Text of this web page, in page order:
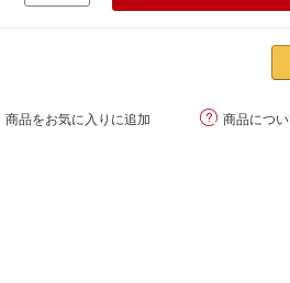
商品をお気に入りに追加  商品につ